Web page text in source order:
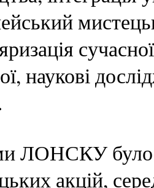
наукові
ЛОНСКУ було
акцій,